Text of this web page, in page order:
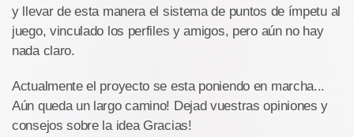
y llevar de esta manera el sistema de puntos de ímpetu al
juego, vinculado los perfiles y amigos, pero aún no hay
nada claro.
Actualmente el proyecto se esta poniendo en marcha...
Aún queda un largo camino! Dejad vuestras opiniones y
consejos sobre la idea Gracias!